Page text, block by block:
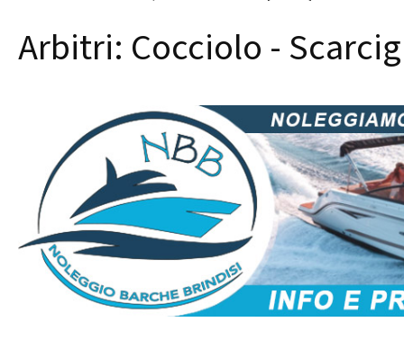
Arbitri: Cocciolo -